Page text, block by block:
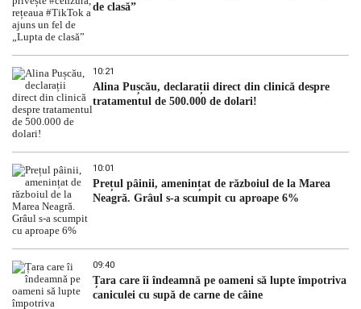
de clasă”
10:21
Alina Pușcău, declarații direct din clinică despre
tratamentul de 500.000 de dolari!
10:01
Prețul pâinii, amenințat de războiul de la Marea
Neagră. Grâul s-a scumpit cu aproape 6%
09:40
Țara care îi îndeamnă pe oameni să lupte împotriva
caniculei cu supă de carne de câine